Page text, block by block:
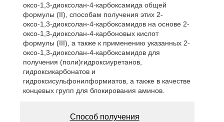
оксо-1,3-диоксолан-4-карбоксамида общей
формулы (II), способам получения этих 2-
оксо-1,3-диоксолан-4-карбоксамидов на основе 2-
оксо-1,3-диоксолан-4-карбоновых кислот
формулы (III), а также к применению указанных 2-
оксо-1,3-диоксолан-4-карбоксамидов для
получения (поли)гидроксиуретанов,
гидроксикарбонатов и
гидроксисульфонилформиатов, а также в качестве
концевых групп для блокирования аминов.
Способ получения